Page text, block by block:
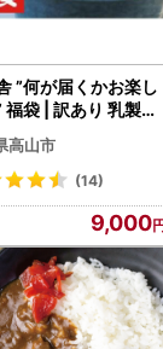
い
】
楽し
詰め合わせ 乳製品
FN-Limited-PR
高山市
(14)
9,000